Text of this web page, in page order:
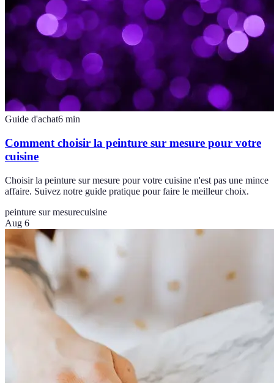
Guide d'achat6 min
Comment choisir la peinture sur mesure pour votre
cuisine
Choisir la peinture sur mesure pour votre cuisine n'est pas une mince
affaire. Suivez notre guide pratique pour faire le meilleur choix.
peinture sur mesurecuisine
Aug 6